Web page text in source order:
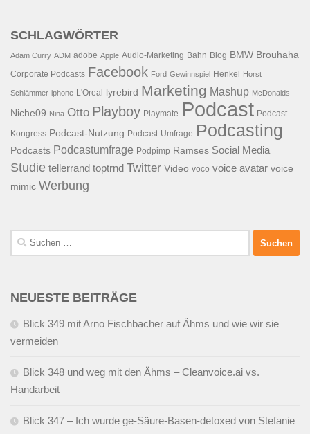
SCHLAGWÖRTER
Adam Curry ADM adobe Apple Audio-Marketing Bahn Blog BMW Brouhaha
Corporate Podcasts Facebook Ford Gewinnspiel Henkel Horst
Schlämmer iphone L'Oreal lyrebird Marketing Mashup McDonalds
Niche09 Nina Otto Playboy Playmate Podcast Podcast-
Kongress Podcast-Nutzung Podcast-Umfrage Podcasting
Podcasts Podcastumfrage Podpimp Ramses Social Media
Studie tellerrand toptrnd Twitter Video voco voice avatar voice
mimic Werbung
Suchen
nach:
NEUESTE BEITRÄGE
Blick 349 mit Arno Fischbacher auf Ähms und wie wir sie
vermeiden
Blick 348 und weg mit den Ähms – Cleanvoice.ai vs.
Handarbeit
Blick 347 – Ich wurde ge-Säure-Basen-detoxed von Stefanie